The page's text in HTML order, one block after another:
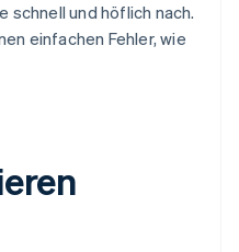
und höflich nach.
einfachen Fehler, wie